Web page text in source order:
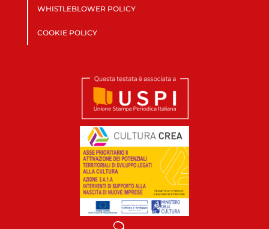
WHISTLEBLOWER POLICY
COOKIE POLICY